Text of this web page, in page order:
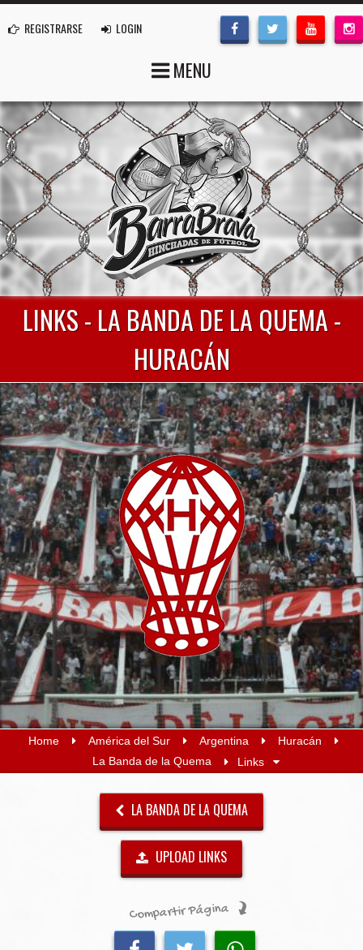
REGISTRARSE LOGIN
MENU
LINKS - LA BANDA DE LA QUEMA -
HURACÁN
Home América del Sur Argentina
Huracán
La Banda de la Quema
Links
LA BANDA DE LA QUEMA
UPLOAD LINKS
Compartir Página